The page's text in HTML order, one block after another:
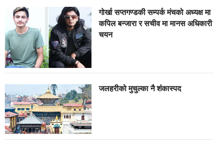
गोर्खा सप्तगण्डकी सम्पर्क मंचको अध्यक्ष मा
कपिल बन्जारा र सचीव मा मानस अधिकारी
चयन
जलहरीको मुचुल्का नै शंंकास्पद